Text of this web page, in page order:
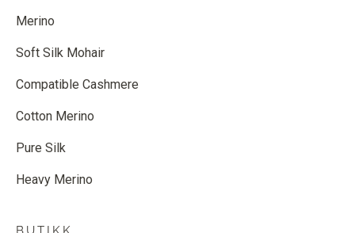
Merino
Soft Silk Mohair
Compatible Cashmere
Cotton Merino
Pure Silk
Heavy Merino